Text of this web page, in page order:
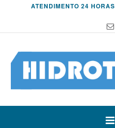
ATENDIMENTO 24 HORAS